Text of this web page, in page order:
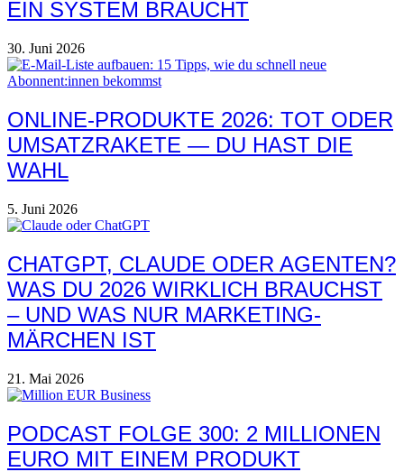
EIN SYSTEM BRAUCHT
30. Juni 2026
ONLINE-PRODUKTE 2026: TOT ODER
UMSATZRAKETE — DU HAST DIE
WAHL
5. Juni 2026
CHATGPT, CLAUDE ODER AGENTEN?
WAS DU 2026 WIRKLICH BRAUCHST
– UND WAS NUR MARKETING-
MÄRCHEN IST
21. Mai 2026
PODCAST FOLGE 300: 2 MILLIONEN
EURO MIT EINEM PRODUKT